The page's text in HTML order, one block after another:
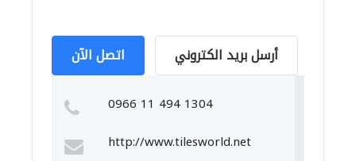
اتصل الآن أرسل بريد الكتروني
0966 11 494 1304
http://www.tilesworld.net